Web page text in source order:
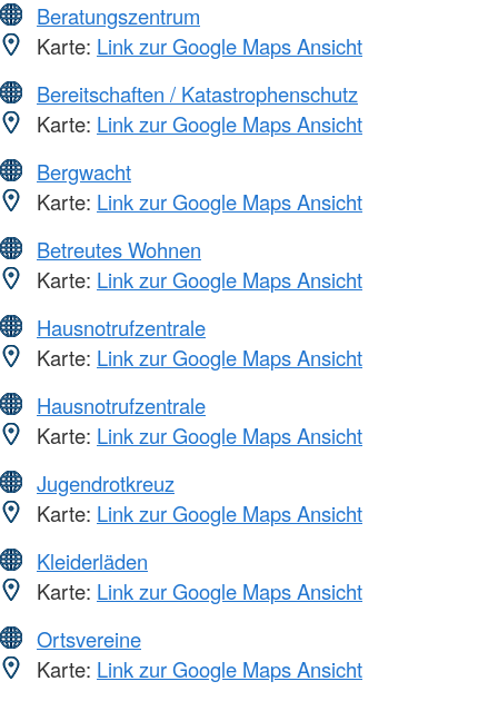
Beratungszentrum
Karte: Link zur Google Maps Ansicht
Bereitschaften / Katastrophenschutz
Karte: Link zur Google Maps Ansicht
Bergwacht
Karte: Link zur Google Maps Ansicht
Betreutes Wohnen
Karte: Link zur Google Maps Ansicht
Hausnotrufzentrale
Karte: Link zur Google Maps Ansicht
Hausnotrufzentrale
Karte: Link zur Google Maps Ansicht
Jugendrotkreuz
Karte: Link zur Google Maps Ansicht
Kleiderläden
Karte: Link zur Google Maps Ansicht
Ortsvereine
Karte: Link zur Google Maps Ansicht